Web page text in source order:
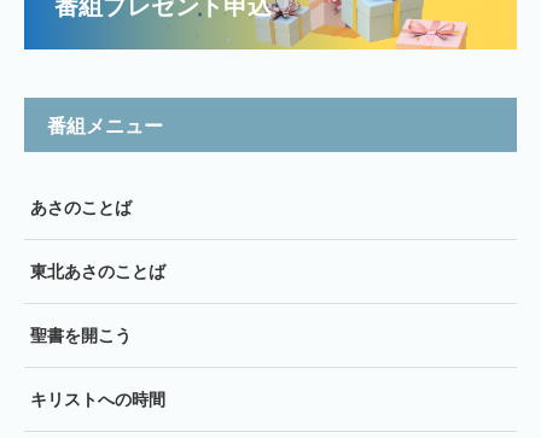
番組プレゼント申込
番組メニュー
あさのことば
東北あさのことば
聖書を開こう
キリストへの時間